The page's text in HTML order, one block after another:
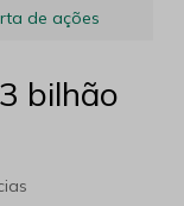
de ações
bilhão